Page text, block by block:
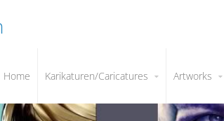
Home Karikaturen/Caricatures Artworks